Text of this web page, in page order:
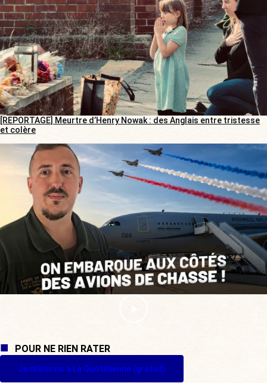
[REPORTAGE] Meurtre d’Henry Nowak : des Anglais entre tristesse
et colère
POUR NE RIEN RATER
Je m'inscris à La Quotidienne (gratuit)